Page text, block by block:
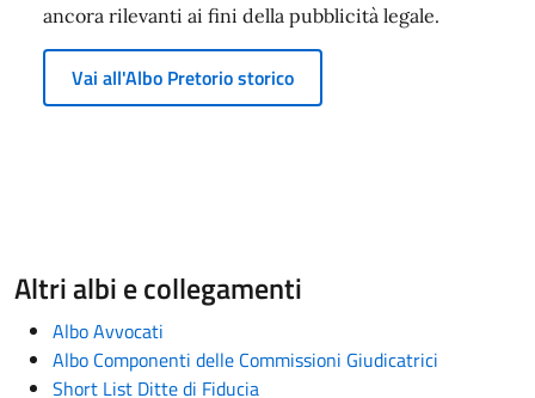
ancora rilevanti ai fini della pubblicità legale.
Vai all'Albo Pretorio storico
Altri albi e collegamenti
Albo Avvocati
Albo Componenti delle Commissioni Giudicatrici
Short List Ditte di Fiducia